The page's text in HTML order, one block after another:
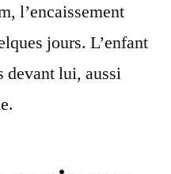
l’encaissement
jours. L’enfant
devant lui, aussi